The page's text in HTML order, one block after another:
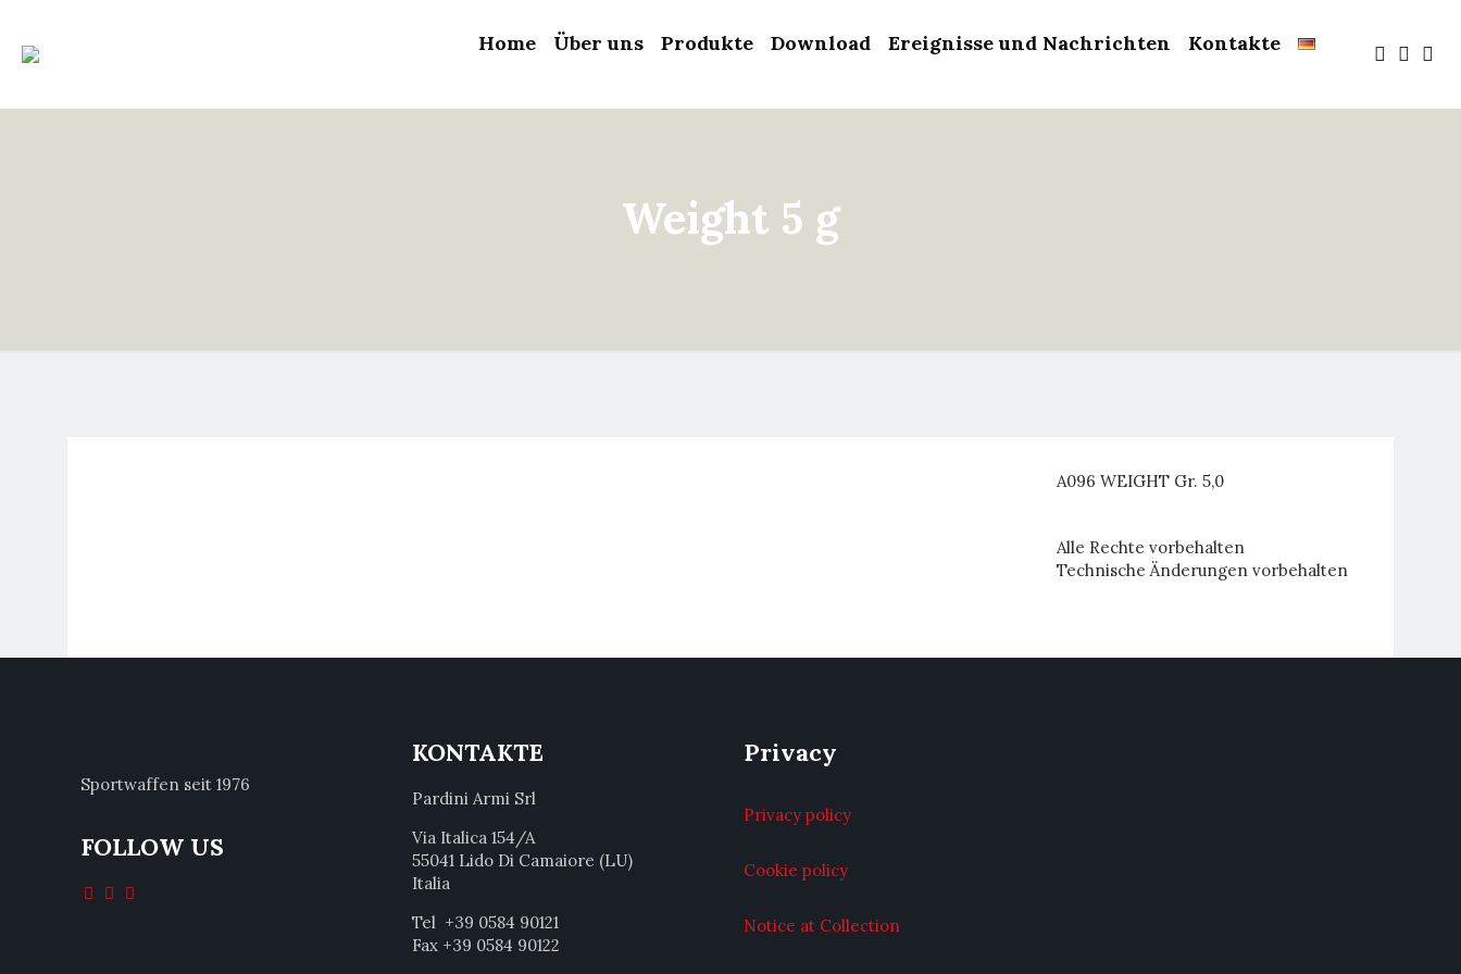
Home Über uns Produkte Download Ereignisse und Nachrichten Kontakte
Weight 5 g
A096 WEIGHT Gr. 5,0
Alle Rechte vorbehalten
Technische Änderungen vorbehalten
Sportwaffen seit 1976
FOLLOW US
KONTAKTE
Pardini Armi Srl
Via Italica 154/A
55041 Lido Di Camaiore (LU)
Italia
Tel +39 0584 90121
Fax +39 0584 90122
Privacy
Privacy policy
Cookie policy
Notice at Collection